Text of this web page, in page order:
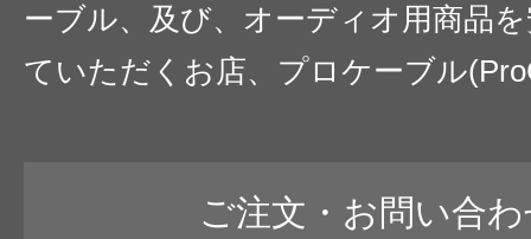
ーブル、及び、オーディオ用商品
ていただくお店、プロケーブル
ご注文・お問い合